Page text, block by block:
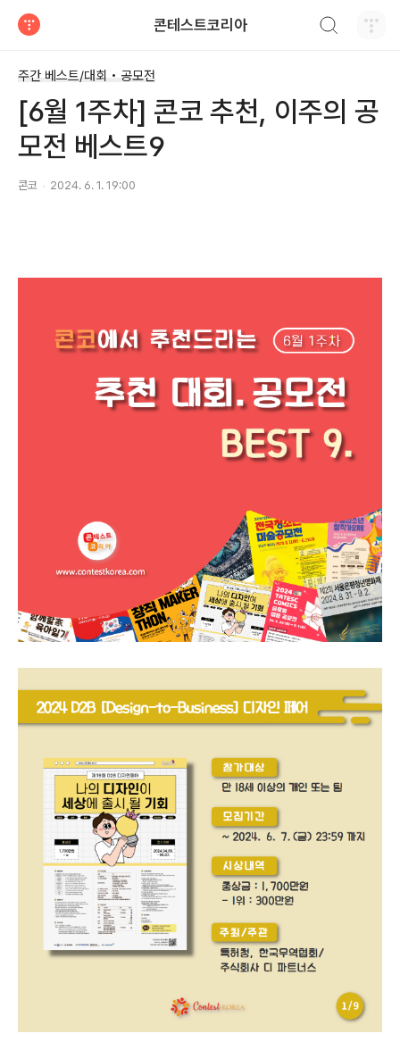
콘테스트코리아
주간 베스트/대회 • 공모전
[6월 1주차] 콘코 추천, 이주의 공
모전 베스트9
콘코 2024. 6. 1. 19:00